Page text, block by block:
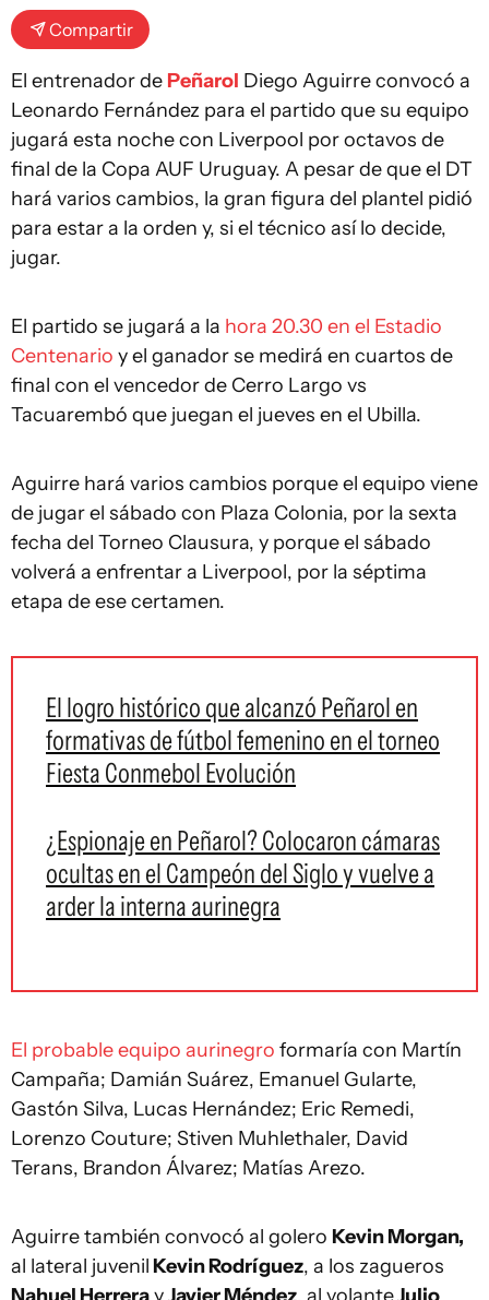
Compartir
El entrenador de Peñarol Diego Aguirre convocó a
Leonardo Fernández para el partido que su equipo
jugará esta noche con Liverpool por octavos de
final de la Copa AUF Uruguay. A pesar de que el DT
hará varios cambios, la gran figura del plantel pidió
para estar a la orden y, si el técnico así lo decide,
jugar.
El partido se jugará a la hora 20.30 en el Estadio
Centenario y el ganador se medirá en cuartos de
final con el vencedor de Cerro Largo vs
Tacuarembó que juegan el jueves en el Ubilla.
Aguirre hará varios cambios porque el equipo viene
de jugar el sábado con Plaza Colonia, por la sexta
fecha del Torneo Clausura, y porque el sábado
volverá a enfrentar a Liverpool, por la séptima
etapa de ese certamen.
El logro histórico que alcanzó Peñarol en
formativas de fútbol femenino en el torneo
Fiesta Conmebol Evolución
¿Espionaje en Peñarol? Colocaron cámaras
ocultas en el Campeón del Siglo y vuelve a
arder la interna aurinegra
El probable equipo aurinegro formaría con Martín
Campaña; Damián Suárez, Emanuel Gularte,
Gastón Silva, Lucas Hernández; Eric Remedi,
Lorenzo Couture; Stiven Muhlethaler, David
Terans, Brandon Álvarez; Matías Arezo.
Aguirre también convocó al golero Kevin Morgan,
al lateral juvenil Kevin Rodríguez, a los zagueros